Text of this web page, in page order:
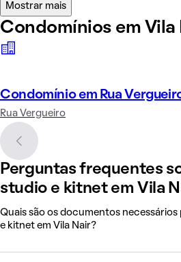
Mostrar mais
Condomínios em Vila
Condomínio em Rua
Rua Vergueiro
Perguntas frequentes
studio e kitnet em Vila
Quais são os documentos
e kitnet em Vila Nair?